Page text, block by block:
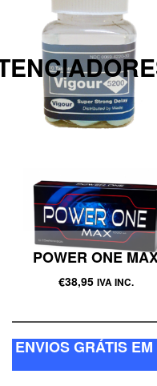
POWER ONE
€38,95 IVA INC.
ENVIOS GRÁTIS